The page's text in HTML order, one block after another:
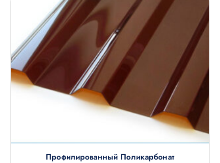
Профилированный Поликарбонат